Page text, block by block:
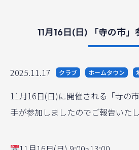
11月16日(日) 「寺の市
2025.11.17 クラブ ホームタウン
11月16日(日)に開催される「寺の
手が参加しましたのでご報告いたし